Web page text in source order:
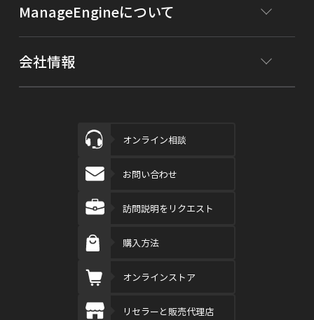
ManageEngineについて
会社情報
オンライン相談
お問い合わせ
訪問説明をリクエスト
購入方法
オンラインストア
リセラーと販売代理店